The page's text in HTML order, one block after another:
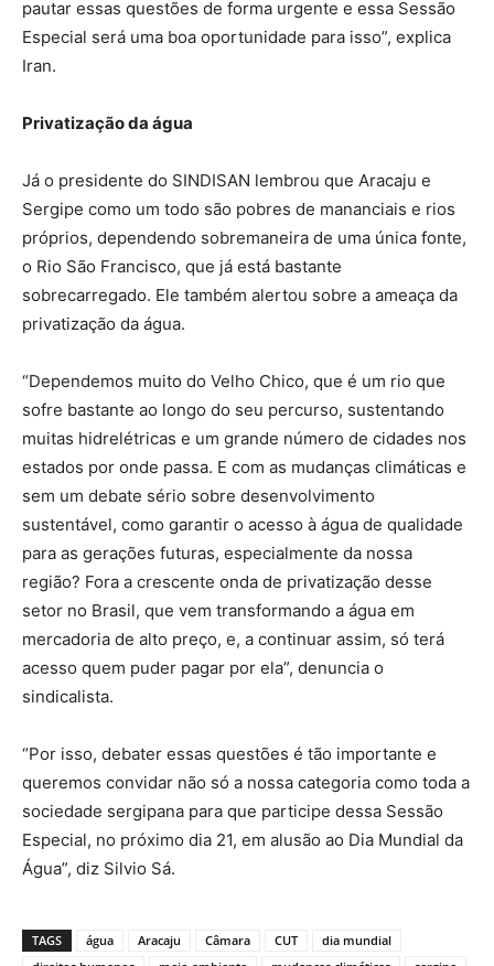
pautar essas questões de forma urgente e essa Sessão
Especial será uma boa oportunidade para isso”, explica
Iran.
Privatização da água
Já o presidente do SINDISAN lembrou que Aracaju e
Sergipe como um todo são pobres de mananciais e rios
próprios, dependendo sobremaneira de uma única fonte,
o Rio São Francisco, que já está bastante
sobrecarregado. Ele também alertou sobre a ameaça da
privatização da água.
“Dependemos muito do Velho Chico, que é um rio que
sofre bastante ao longo do seu percurso, sustentando
muitas hidrelétricas e um grande número de cidades nos
estados por onde passa. E com as mudanças climáticas e
sem um debate sério sobre desenvolvimento
sustentável, como garantir o acesso à água de qualidade
para as gerações futuras, especialmente da nossa
região? Fora a crescente onda de privatização desse
setor no Brasil, que vem transformando a água em
mercadoria de alto preço, e, a continuar assim, só terá
acesso quem puder pagar por ela”, denuncia o
sindicalista.
“Por isso, debater essas questões é tão importante e
queremos convidar não só a nossa categoria como toda a
sociedade sergipana para que participe dessa Sessão
Especial, no próximo dia 21, em alusão ao Dia Mundial da
Água”, diz Silvio Sá.
TAGS água Aracaju Câmara CUT
dia mundial